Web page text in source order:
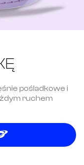
pośladkowe i
ruchem